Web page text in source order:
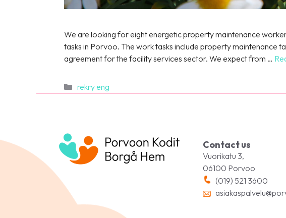
We are looking for eight energetic property maintenance
tasks in Porvoo. The work tasks include property maintenance
agreement for the facility services sector. We expect from …
Categories
rekry eng
Contact us
Vuorikatu 3,
06100 Porvoo
(019) 521 3600